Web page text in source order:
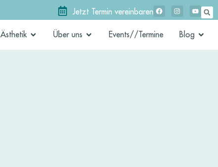
Jetzt Termin vereinbaren
Ästhetik Über uns Events//Termine Blog